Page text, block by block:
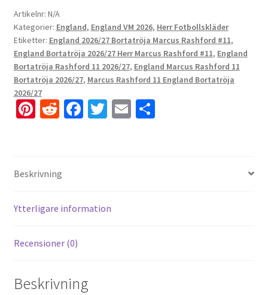
Artikelnr: N/A
Kategorier: England, England VM 2026, Herr Fotbollskläder
Etiketter: England 2026/27 Bortatröja Marcus Rashford #11,
England Bortatröja 2026/27 Herr Marcus Rashford #11, England
Bortatröja Rashford 11 2026/27, England Marcus Rashford 11
Bortatröja 2026/27, Marcus Rashford 11 England Bortatröja
2026/27
Pi
es
R
di
t
Fa
k
T E D
Beskrivning
Ytterligare information
Recensioner (0)
Beskrivning